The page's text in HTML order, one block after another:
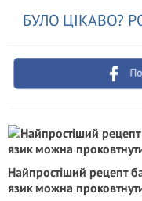
БУЛО ЦІКАВО?
Найпростіший рецепт
язик можна